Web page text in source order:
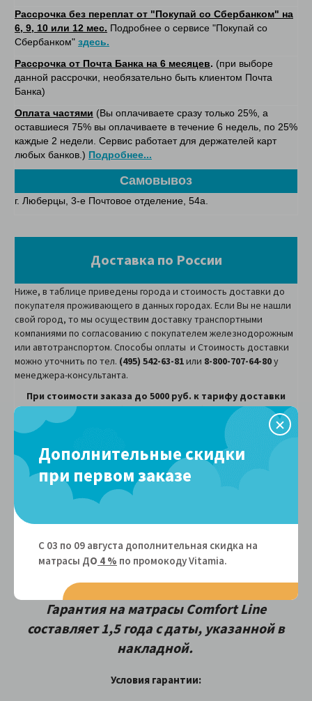
Рассрочка без переплат от "Покупай со Сбербанком" на
6, 9, 10 или 12 мес. Подробнее о сервисе "Покупай со
Сбербанком" здесь.
Рассрочка от Почта Банка на 6 месяцев. (при выборе
данной рассрочки, необязательно быть клиентом Почта
Банка)
Оплата частями (Вы оплачиваете сразу только 25%, а
оставшиеся 75% вы оплачиваете в течение 6 недель, по 25%
каждые 2 недели. Сервис работает для держателей карт
любых банков.) Подробнее...
Самовывоз
г. Люберцы, 3-е Почтовое отделение, 54а.
Доставка по России
Ниже, в таблице приведены города и стоимость доставки до
покупателя проживающего в данных городах. Если Вы не нашли
свой город, то мы осуществим доставку транспортными
компаниями по согласованию с покупателем железнодорожным
или автотранспортом. Способы оплаты и Стоимость доставки
можно уточнить по тел. (495) 542-63-81или 8-800-707-64-80у
менеджера-консультанта.
При стоимости заказа до 5000 руб. к тарифу доставки
добавляется 500 руб.
Гарантия (качества) — ручательство продавца за
сертификата качества и договора в течение гарантийного
срока при соблюдении покупателем установленных правил
Гарантия на матрасы Comfort Line
составляет 1,5 года с даты, указанной в
накладной.
Условия гарантии:
Дополнительные скидки
при первом заказе
С 03 по 09 августа дополнительная скидка на
матрасы ДО 4 % по промокоду Vitamiа.